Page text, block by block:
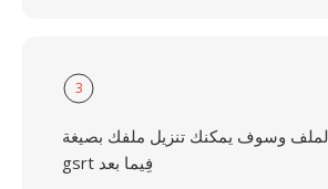
3
وسوف يمكنك تنزيل ملفك بصيغة
gsrt فِيما بعد